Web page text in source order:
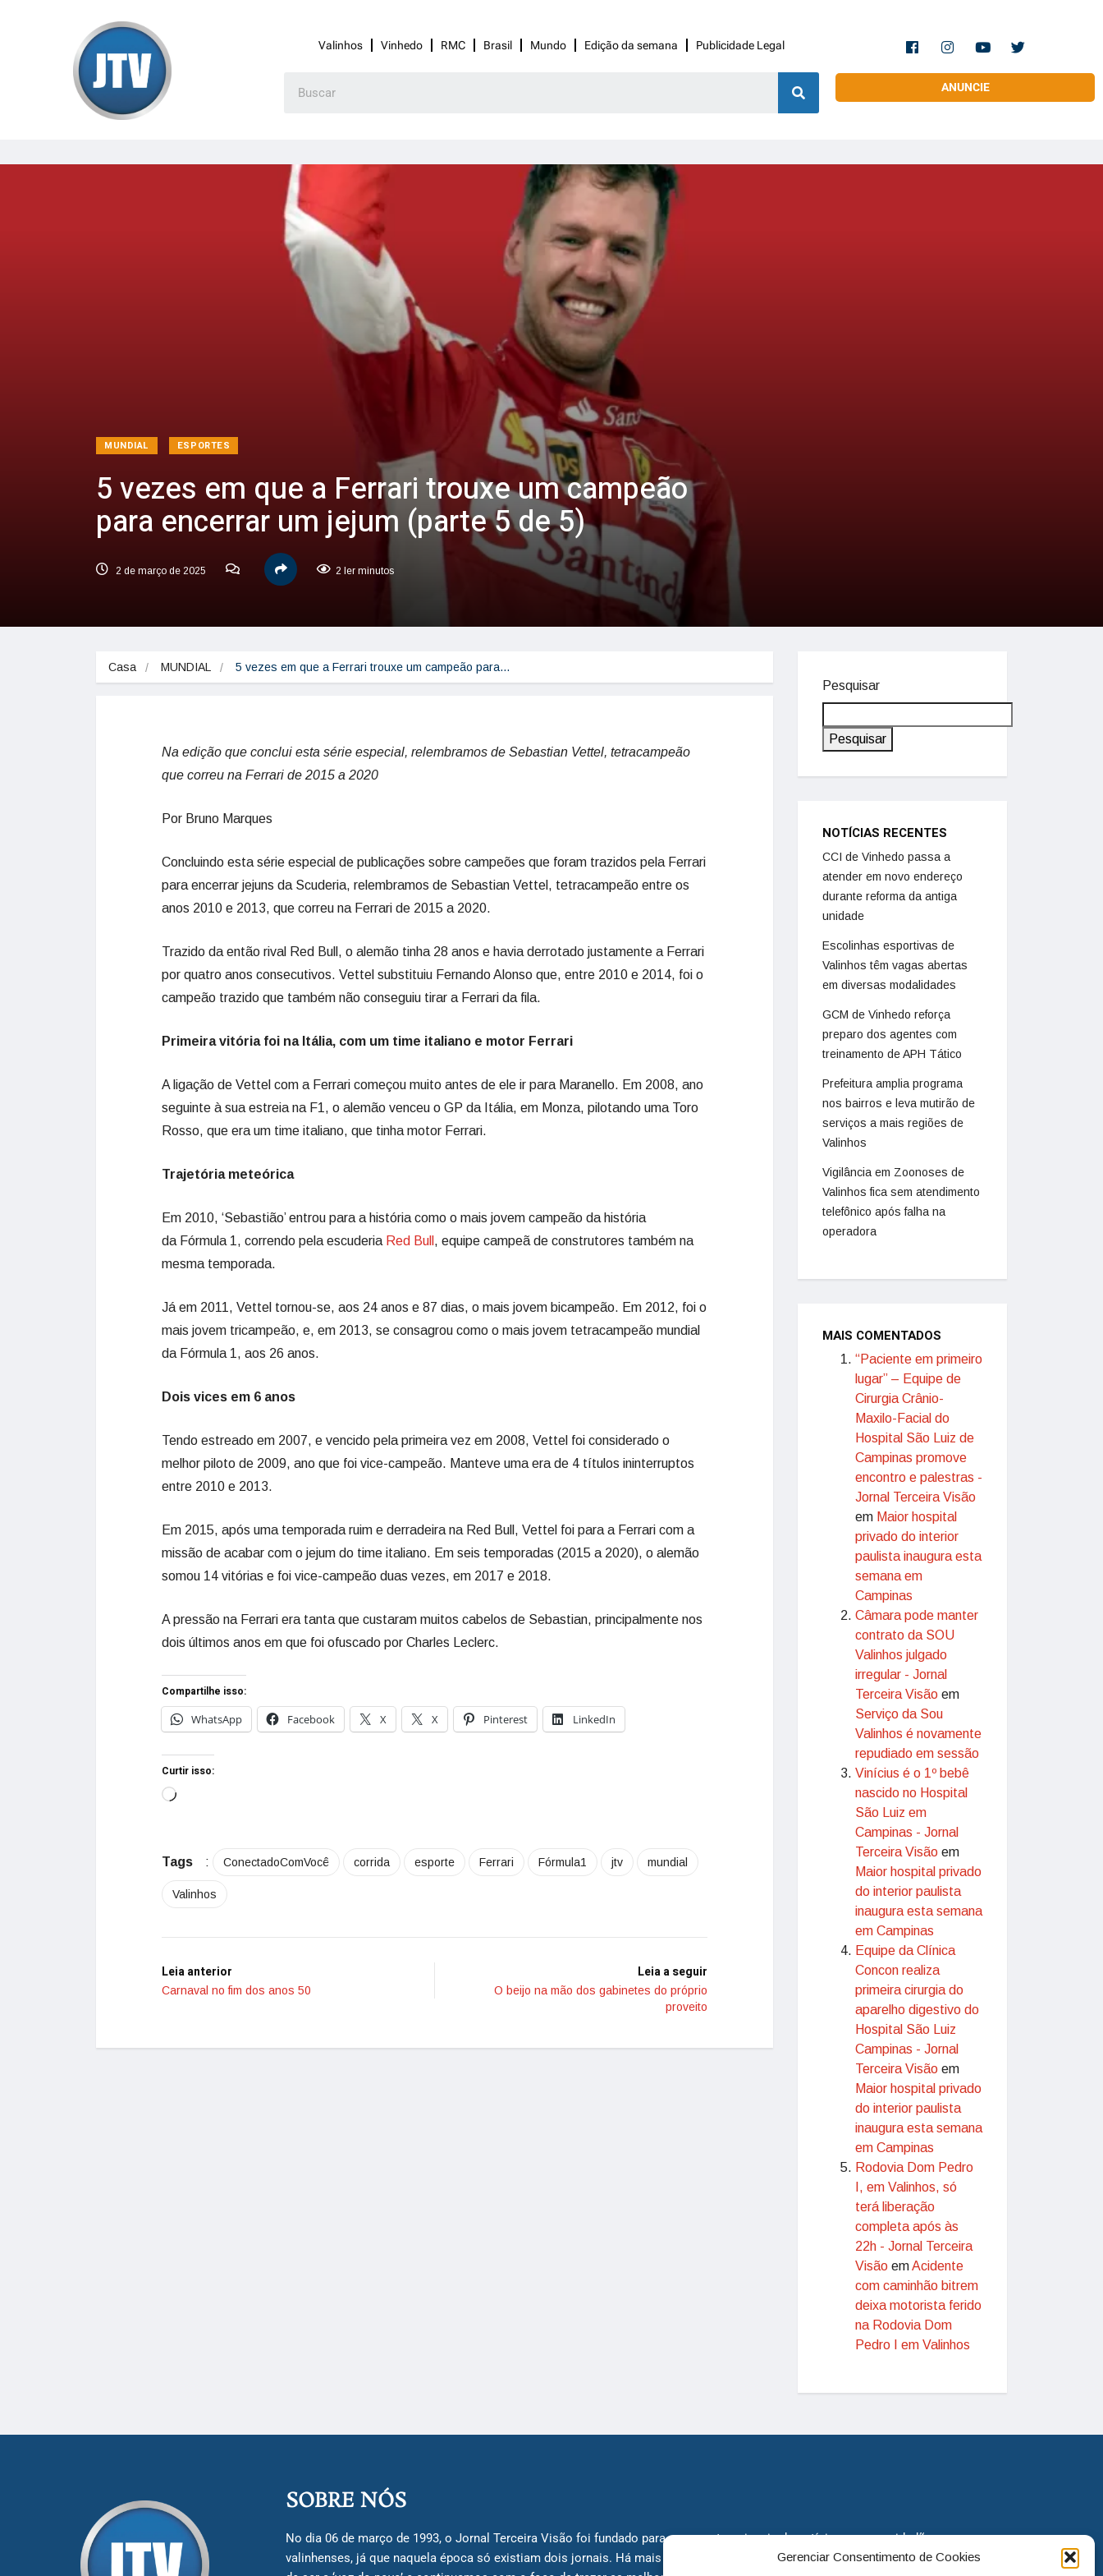
Gerenciar Consentimento de Cookies
Valinhos Vinhedo RMC Brasil Mundo Edição da semana Publicidade Legal
ANUNCIE
MUNDIAL ESPORTES
5 vezes em que a Ferrari trouxe um campeão
para encerrar um jejum (parte 5 de 5)
2 de março de 2025 2 ler minutos
Casa MUNDIAL 5 vezes em que a Ferrari trouxe um campeão para…
Na edição que conclui esta série especial, relembramos de Sebastian Vettel, tetracampeão
que correu na Ferrari de 2015 a 2020
Por Bruno Marques
Concluindo esta série especial de publicações sobre campeões que foram trazidos pela Ferrari
para encerrar jejuns da Scuderia, relembramos de Sebastian Vettel, tetracampeão entre os
anos 2010 e 2013, que correu na Ferrari de 2015 a 2020.
Trazido da então rival Red Bull, o alemão tinha 28 anos e havia derrotado justamente a Ferrari
por quatro anos consecutivos. Vettel substituiu Fernando Alonso que, entre 2010 e 2014, foi o
campeão trazido que também não conseguiu tirar a Ferrari da fila.
Primeira vitória foi na Itália, com um time italiano e motor Ferrari
A ligação de Vettel com a Ferrari começou muito antes de ele ir para Maranello. Em 2008, ano
seguinte à sua estreia na F1, o alemão venceu o GP da Itália, em Monza, pilotando uma Toro
Rosso, que era um time italiano, que tinha motor Ferrari.
Trajetória meteórica
Em 2010, ‘Sebastião’ entrou para a história como o mais jovem campeão da história
da Fórmula 1, correndo pela escuderia Red Bull , equipe campeã de construtores também na
mesma temporada.
Já em 2011, Vettel tornou-se, aos 24 anos e 87 dias, o mais jovem bicampeão. Em 2012, foi o
mais jovem tricampeão, e, em 2013, se consagrou como o mais jovem tetracampeão mundial
da Fórmula 1, aos 26 anos.
Dois vices em 6 anos
Tendo estreado em 2007, e vencido pela primeira vez em 2008, Vettel foi considerado o
melhor piloto de 2009, ano que foi vice-campeão. Manteve uma era de 4 títulos ininterruptos
entre 2010 e 2013.
Em 2015, após uma temporada ruim e derradeira na Red Bull, Vettel foi para a Ferrari com a
missão de acabar com o jejum do time italiano. Em seis temporadas (2015 a 2020), o alemão
somou 14 vitórias e foi vice-campeão duas vezes, em 2017 e 2018.
A pressão na Ferrari era tanta que custaram muitos cabelos de Sebastian, principalmente nos
dois últimos anos em que foi ofuscado por Charles Leclerc.
Compartilhe isso:
WhatsApp
Facebook X X Pinterest LinkedIn
Curtir isso:
Tags : ConectadoComVocê corrida esporte Ferrari Fórmula1 jtv mundial
Valinhos
Leia anterior
Carnaval no fim dos anos 50
Leia a seguir
O beijo na mão dos gabinetes do próprio
proveito
Pesquisar
Pesquisar
NOTÍCIAS RECENTES
CCI de Vinhedo passa a
atender em novo endereço
durante reforma da antiga
unidade
Escolinhas esportivas de
Valinhos têm vagas abertas
em diversas modalidades
GCM de Vinhedo reforça
preparo dos agentes com
treinamento de APH Tático
Prefeitura amplia programa
nos bairros e leva mutirão de
serviços a mais regiões de
Valinhos
Vigilância em Zoonoses de
Valinhos fica sem atendimento
telefônico após falha na
operadora
MAIS COMENTADOS
“Paciente em primeiro
lugar” – Equipe de
Cirurgia Crânio-
Maxilo-Facial do
Hospital São Luiz de
Campinas promove
encontro e palestras -
Jornal Terceira Visão
em Maior hospital
privado do interior
paulista inaugura esta
semana em
Campinas
Câmara pode manter
contrato da SOU
Valinhos julgado
irregular - Jornal
Terceira Visão em
Serviço da Sou
Valinhos é novamente
repudiado em sessão
Vinícius é o 1º bebê
nascido no Hospital
São Luiz em
Campinas - Jornal
Terceira Visão em
Maior hospital privado
do interior paulista
inaugura esta semana
em Campinas
Equipe da Clínica
Concon realiza
primeira cirurgia do
aparelho digestivo do
Hospital São Luiz
Campinas - Jornal
Terceira Visão em
Maior hospital privado
do interior paulista
inaugura esta semana
em Campinas
Rodovia Dom Pedro
I, em Valinhos, só
terá liberação
completa após às
22h - Jornal Terceira
Visão emAcidente
com caminhão bitrem
deixa motorista ferido
na Rodovia Dom
Pedro I em Valinhos
SOBRE NÓS
No dia 06 de março de 1993, o Jornal Terceira Visão foi fundado para ser uma terceira via de notícias para os cidadãos
valinhenses, já que naquela época só existiam dois jornais. Há mais de 30 anos, o jornal continua assumindo o papel